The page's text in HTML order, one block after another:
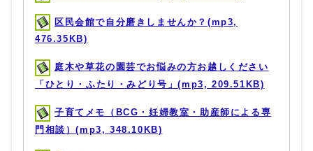
区民会館で自分磨きしませんか？(mp3,
476.35KB)
庭木や草花の園芸でお悩みの方お越しください
「ひとり・ふたり・みどり号」(mp3, 209.51KB)
子育てメモ（BCG・妊婦教室・助産師による専
門相談）(mp3, 348.10KB)